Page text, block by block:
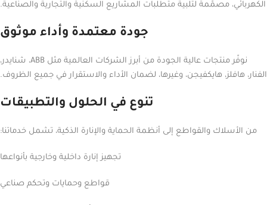
الكهربائي، مصمّمة لتلبية متطلبات المشاريع السكنية والتجارية والصناعية.
جودة معتمدة وأداء موثوق
نوفّر منتجات عالية الجودة من أبرز الشركات العالمية مثل ABB، شنايدر،
الفنار، هافلز، هايكفيجن، وغيرها، لضمان الأداء والاستقرار في جميع الظروف.
تنوع في الحلول والتطبيقات
من الأسلاك والقواطع إلى أنظمة الحماية والإنارة الذكية، تشمل خدماتنا:
تجهيز إنارة داخلية وخارجية بأنواعها
قواطع وحمايات وتحكم صناعي